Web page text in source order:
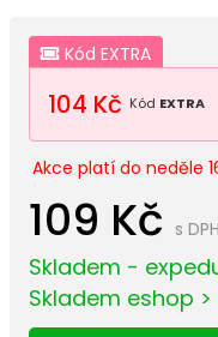
Kód EXTRA
104 Kč Kód EXTRA
Akce platí do neděle
109 Kč s DPH
Skladem -
Skladem eshop >